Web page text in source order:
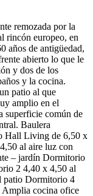
remozada por la
rincón europeo, en
años de antigüedad,
abierto lo que le
y dos de los
y la cocina.
patio al que
amplio en el
superficie común de
Baulera
Hall Living de 6,50 x
al aire luz con
– jardín Dormitorio
2 4,40 x 4,50 al
patio Dormitorio 4
Amplia cocina ofice